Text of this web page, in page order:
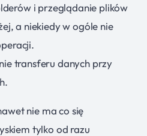
i przeglądanie plików
a niekiedy w ogóle nie
transferu danych przy
nie ma co się
tylko od razu